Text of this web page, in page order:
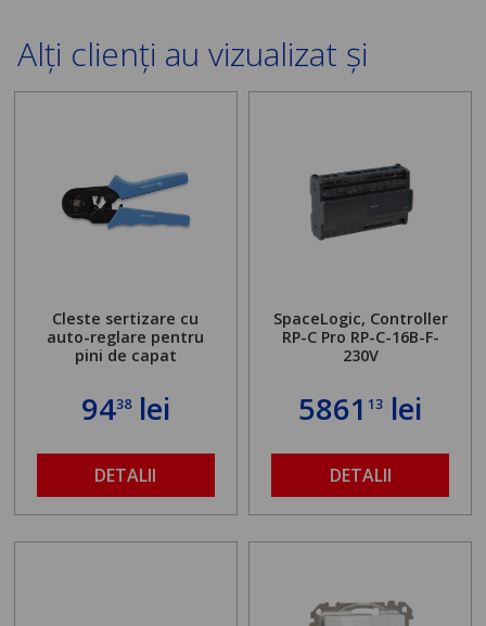
Alți clienți au vizualizat și
Cleste sertizare cu
auto-reglare pentru
pini de capat
9438lei
DETALII
SpaceLogic, Controller
RP-C Pro RP-C-16B-F-
230V
586113 lei
DETALII